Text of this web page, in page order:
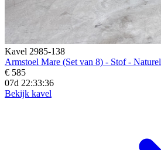
Kavel 2985-138
Armstoel Mare (Set van 8) - Stof - Naturel
€ 585
07d 22:33:34
Bekijk kavel